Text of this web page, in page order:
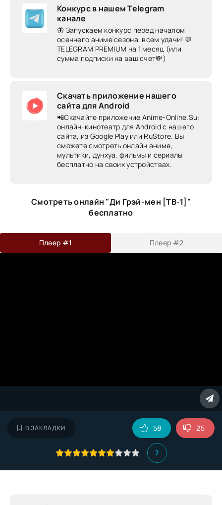
Конкурс в нашем Telegram
канале
🦋 Запускаем конкурс перед началом
осеннего аниме сезона. всем удачи! 💬
TELEGRAM PREMIUM на 1 месяц (или
сумма подписки на ваш счет💸)
Скачать приложение нашего
сайта для Android
📲Скачайте приложение Anime-Online.Su:
онлайн-кинотеатр для Android c нашего
сайта, из Google Play или RuStore. Вы
сможете смотреть онлайн аниме,
мультики, дунхуа, фильмы и сериалы
бесплатно на своих устройствах.
Смотреть онлайн "Ди Грэй-мен [ТВ-1]"
бесплатно
Плеер #1 Плеер #2
В ЗАКЛАДКИ
7
58 25